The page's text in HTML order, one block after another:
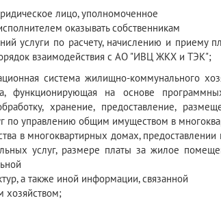
лицо, уполномоченное
оказывать собственникам
услуги по расчету, начислению и
взаимодействия с АО "ИВЦ ЖКХ и ТЭК";
система жилищно-коммунального
функционирующая на основе
хранение, предоставление,
по управлению общим имуществом в
в многоквартирных домах,
услуг, размере платы за жилое
а также иной информации, связанной